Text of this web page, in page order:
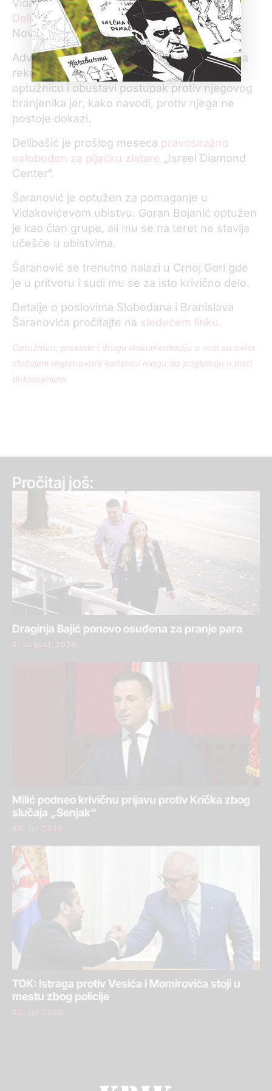
Vidakovića u Budvi, tužilaštvo teretiMiloša
Delibašića, Miloša Vojnovića i Slavišu
Novakovića.
Advokat Mihailo Lakčević koji brani Delibašića
rekao je za KRIK da očekuje da sud odbaci
optužnicu i obustavi postupak protiv njegovog
branjenika jer, kako navodi, protiv njega ne
postoje dokazi.
Delibašić je prošlog meseca pravosnažno
oslobođen za pljačku zlatare „Israel Diamond
Center“.
Šaranović je optužen za pomaganje u
Vidakovićevom ubistvu. Goran Bojanić optužen
je kao član grupe, ali mu se na teret ne stavlja
učešće u ubistvima.
Šaranović se trenutno nalazi u Crnoj Gori gde
je u pritvoru i sudi mu se za isto krivično delo.
Detalje o poslovima Slobodana i Branislava
Šaranovića pročitajte na sledećem linku.
Optužnicu, presude i drugu dokumentaciju u vezi sa ovim
slučajem registrovani korisnici mogu da pogledaju u bazi
dokumenata.
Pročitaj još:
Draginja Bajić ponovo osuđena za pranje para
4. avgust 2026.
Milić podneo krivičnu prijavu protiv Krička zbog
slučaja „Senjak“
30. jul 2026.
TOK: Istraga protiv Vesića i Momirovića stoji u
mestu zbog policije
30. jul 2026.